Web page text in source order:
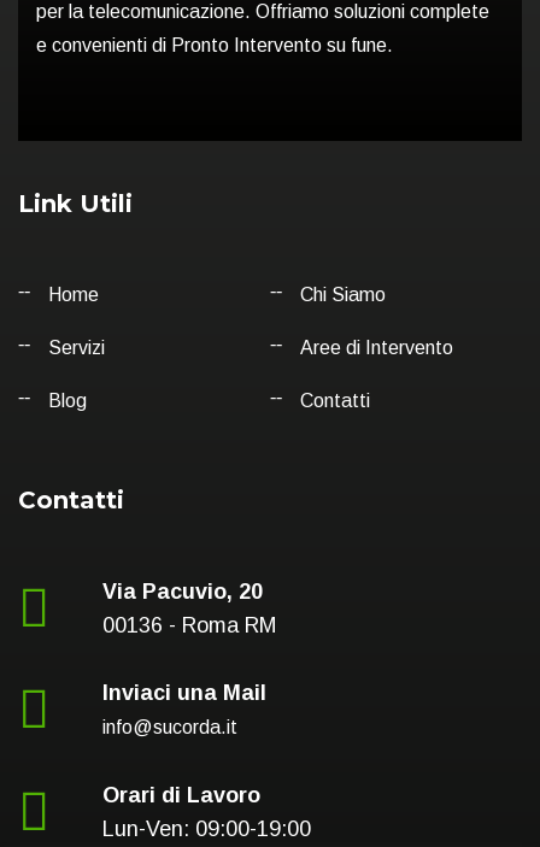
per la telecomunicazione. Offriamo soluzioni complete
e convenienti di Pronto Intervento su fune.
Link Utili
Home Chi Siamo
Servizi Aree di Intervento
Blog Contatti
Contatti
Via Pacuvio, 20
00136 - Roma RM
Inviaci una Mail
info@sucorda.it
Orari di Lavoro
Lun-Ven: 09:00-19:00